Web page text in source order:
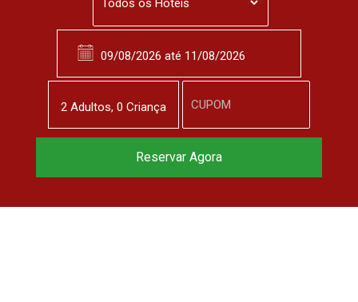
2 Adultos, 0 Criança
Reserve agora, com
Reservar Agora